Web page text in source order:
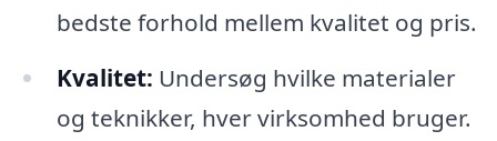
bedste forhold mellem kvalitet og pris.
Kvalitet: Undersøg hvilke materialer
og teknikker, hver virksomhed bruger.